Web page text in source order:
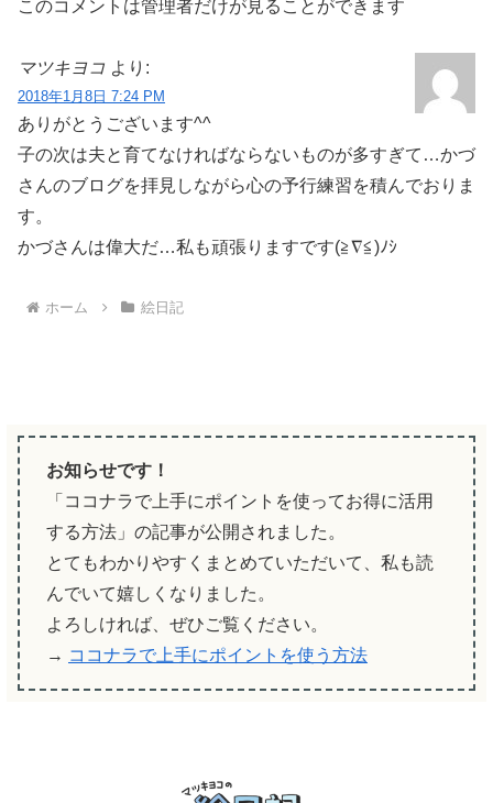
このコメントは管理者だけが見ることができます
マツキヨコ より:
2018年1月8日 7:24 PM
ありがとうございます^^
子の次は夫と育てなければならないものが多すぎて…かづ
さんのブログを拝見しながら心の予行練習を積んでおりま
す。
かづさんは偉大だ…私も頑張りますです(≧∇≦)ﾉｼ
ホーム 絵日記
お知らせです！
「ココナラで上手にポイントを使ってお得に活用
する方法」の記事が公開されました。
とてもわかりやすくまとめていただいて、私も読
んでいて嬉しくなりました。
よろしければ、ぜひご覧ください。
→ ココナラで上手にポイントを使う方法